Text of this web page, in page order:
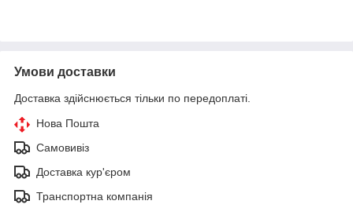
Умови доставки
Доставка здійснюється тільки по передоплаті.
Нова Пошта
Самовивіз
Доставка кур'єром
Транспортна компанія